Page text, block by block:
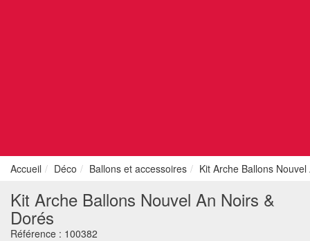
Accueil Déco Ballons et accessoires Kit Arche Ballons
Kit Arche Ballons Nouvel An Noirs &
Dorés
Référence : 100382